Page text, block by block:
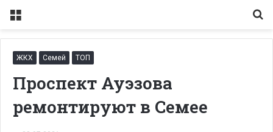
Меню
ЖКХ Семей ТОП
Проспект Ауэзова
ремонтируют в Семее